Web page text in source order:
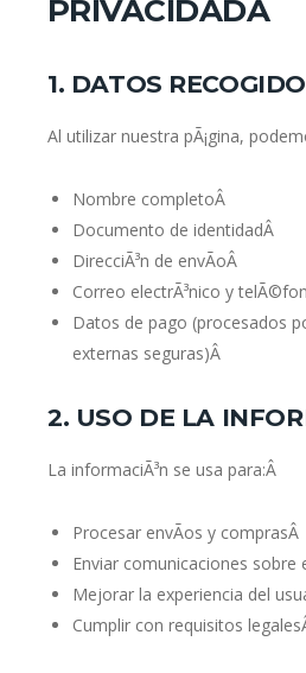
PRIVACIDADÂ
1. DATOS
Al utilizar nuestra pÃ¡gina,
Nombre completoÂ
Documento de identidadÂ
DirecciÃ³n de envÃ­oÂ
Correo electrÃ³nico y
Datos de pago (procesados
externas seguras)Â
2. USO DE LA
La informaciÃ³n se usa para:Â
Procesar envÃ­os y comprasÂ
Enviar comunicaciones sobre
Mejorar la experiencia del
Cumplir con requisitos